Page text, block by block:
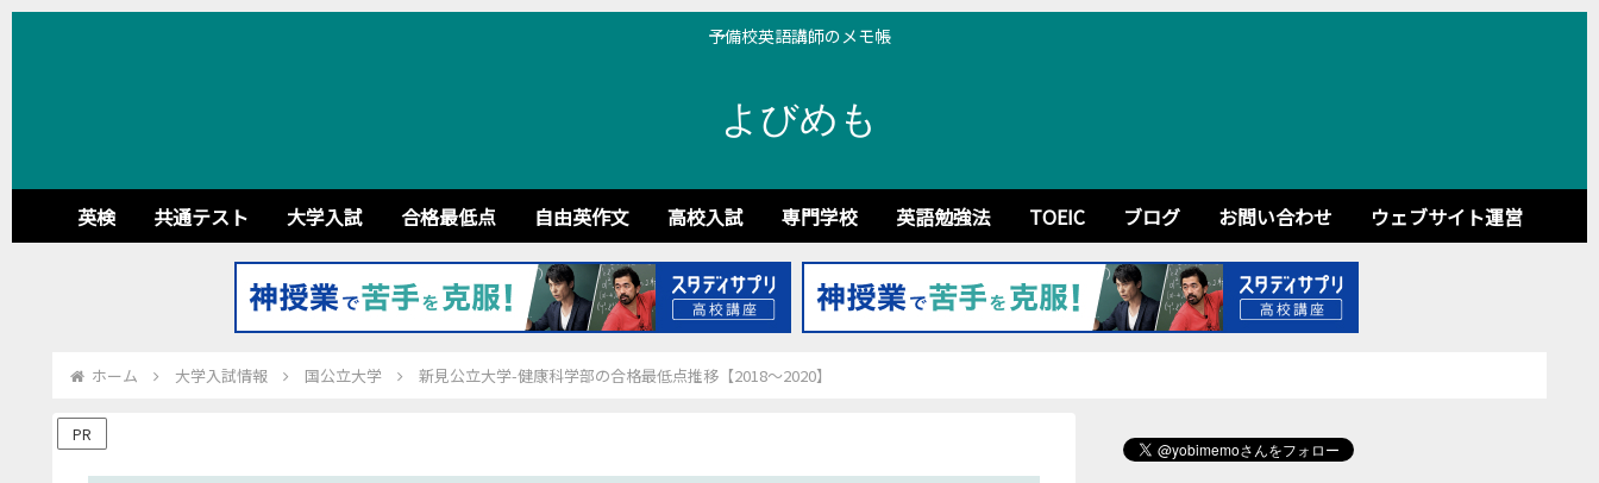
予備校英語講師のメモ帳
よびめも
英検 共通テスト 大学入試 合格最低点 自由英作文 高校入試 専門学校 英語勉強法 TOEIC ブログ お問い合わせ ウェブサイト運営
ホーム 大学入試情報 国公立大学 新見公立大学-健康科学部の合格最低点推移【2018～2020】
PR